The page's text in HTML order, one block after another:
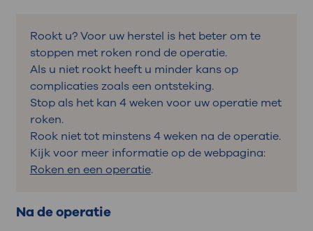
Rookt u? Voor uw herstel is het beter om te
stoppen met roken rond de operatie.
Als u niet rookt heeft u minder kans op
complicaties zoals een ontsteking.
Stop als het kan 4 weken voor uw operatie met
roken.
Rook niet tot minstens 4 weken na de operatie.
Kijk voor meer informatie op de webpagina:
Roken en een operatie.
Na de operatie